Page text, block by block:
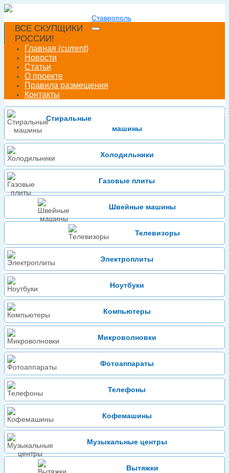
ВСЕ СКУПЩИКИ
РОССИИ!
Ставрополь
Главная (current)
Новости
Статьи
О проекте
Правила размещения
Контакты
Зарегистрироваться
Стиральные
машины
Холодильники
Газовые плиты
Швейные машины
Телевизоры
Электроплиты
Ноутбуки
Компьютеры
Микроволновки
Фотоаппараты
Телефоны
Кофемашины
Музыкальные центры
Вытяжки